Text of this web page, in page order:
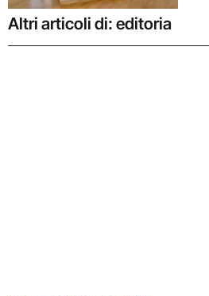
Altri articoli di: editoria